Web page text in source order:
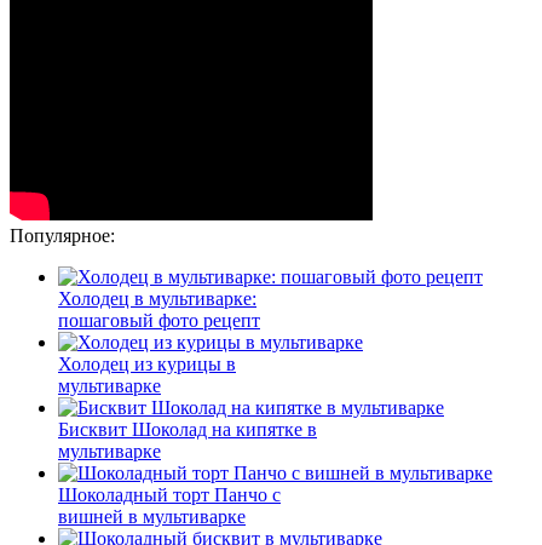
Популярное:
Холодец в мультиварке:
пошаговый фото рецепт
Холодец из курицы в
мультиварке
Бисквит Шоколад на кипятке в
мультиварке
Шоколадный торт Панчо с
вишней в мультиварке